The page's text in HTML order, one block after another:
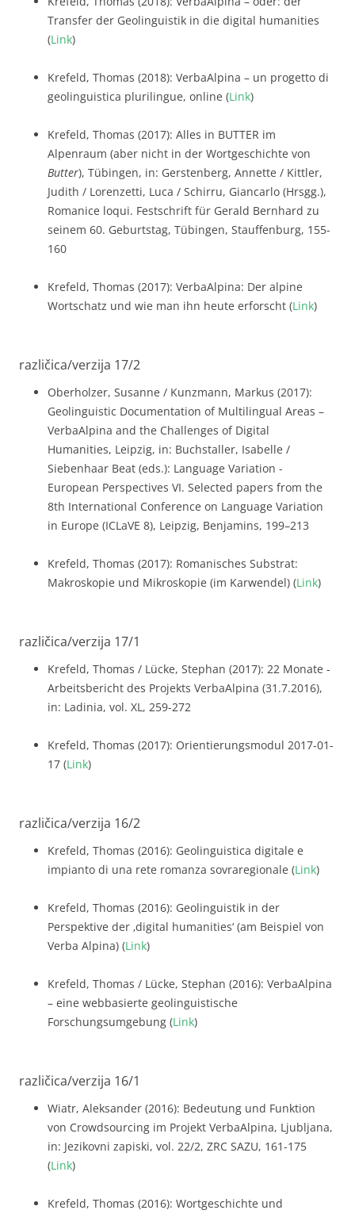
Transfer der Geolinguistik in die digital humanities
(Link)
Krefeld, Thomas (2018): VerbaAlpina – un progetto di
geolinguistica plurilingue, online (Link)
Krefeld, Thomas (2017): Alles in BUTTER im
Alpenraum (aber nicht in der Wortgeschichte von
Butter), Tübingen, in: Gerstenberg, Annette / Kittler,
Judith / Lorenzetti, Luca / Schirru, Giancarlo (Hrsgg.),
Romanice loqui. Festschrift für Gerald Bernhard zu
seinem 60. Geburtstag, Tübingen, Stauffenburg, 155-
160
Krefeld, Thomas (2017): VerbaAlpina: Der alpine
Wortschatz und wie man ihn heute erforscht (Link)
različica/verzija 17/2
Oberholzer, Susanne / Kunzmann, Markus (2017):
Geolinguistic Documentation of Multilingual Areas –
VerbaAlpina and the Challenges of Digital
Humanities, Leipzig, in: Buchstaller, Isabelle /
Siebenhaar Beat (eds.): Language Variation -
European Perspectives VI. Selected papers from the
8th International Conference on Language Variation
in Europe (ICLaVE 8), Leipzig, Benjamins, 199–213
Krefeld, Thomas (2017): Romanisches Substrat:
Makroskopie und Mikroskopie (im Karwendel) (Link)
različica/verzija 17/1
Krefeld, Thomas / Lücke, Stephan (2017): 22 Monate -
Arbeitsbericht des Projekts VerbaAlpina (31.7.2016),
in: Ladinia, vol. XL, 259-272
Krefeld, Thomas (2017): Orientierungsmodul 2017-01-
17 (Link)
različica/verzija 16/2
Krefeld, Thomas (2016): Geolinguistica digitale e
impianto di una rete romanza sovraregionale (Link)
Krefeld, Thomas (2016): Geolinguistik in der
Perspektive der ‚digital humanities‘ (am Beispiel von
Verba Alpina) (Link)
Krefeld, Thomas / Lücke, Stephan (2016): VerbaAlpina
– eine webbasierte geolinguistische
Forschungsumgebung (Link)
različica/verzija 16/1
Wiatr, Aleksander (2016): Bedeutung und Funktion
von Crowdsourcing im Projekt VerbaAlpina, Ljubljana,
in: Jezikovni zapiski, vol. 22/2, ZRC SAZU, 161-175
(Link)
Krefeld, Thomas (2016): Wortgeschichte und